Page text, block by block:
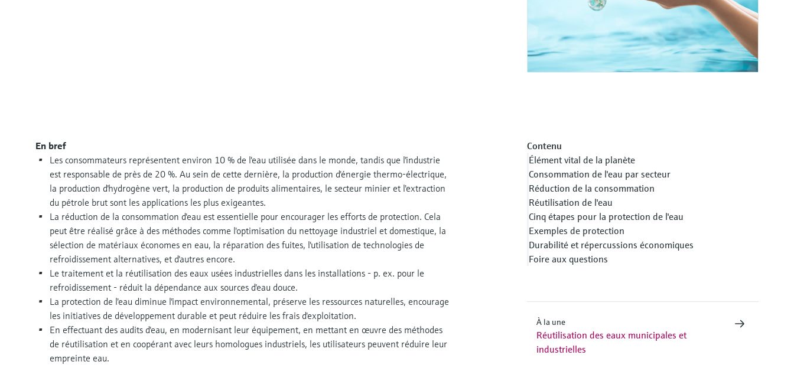
En bref
Les consommateurs représentent environ 10 % de l'eau utilisée dans le monde, tandis que l'industrie
est responsable de près de 20 %. Au sein de cette dernière, la production d'énergie thermo-électrique,
la production d'hydrogène vert, la production de produits alimentaires, le secteur minier et l'extraction
du pétrole brut sont les applications les plus exigeantes.
La réduction de la consommation d'eau est essentielle pour encourager les efforts de protection. Cela
peut être réalisé grâce à des méthodes comme l'optimisation du nettoyage industriel et domestique, la
sélection de matériaux économes en eau, la réparation des fuites, l'utilisation de technologies de
refroidissement alternatives, et d'autres encore.
Le traitement et la réutilisation des eaux usées industrielles dans les installations - p. ex. pour le
refroidissement - réduit la dépendance aux sources d'eau douce.
La protection de l'eau diminue l'impact environnemental, préserve les ressources naturelles, encourage
les initiatives de développement durable et peut réduire les frais d'exploitation.
En effectuant des audits d'eau, en modernisant leur équipement, en mettant en œuvre des méthodes
de réutilisation et en coopérant avec leurs homologues industriels, les utilisateurs peuvent réduire leur
empreinte eau.
Contenu
Élément vital de la planète
Consommation de l'eau par secteur
Réduction de la consommation
Réutilisation de l'eau
Cinq étapes pour la protection de l'eau
Exemples de protection
Durabilité et répercussions économiques
Foire aux questions
À la une
Réutilisation des eaux municipales et
industrielles